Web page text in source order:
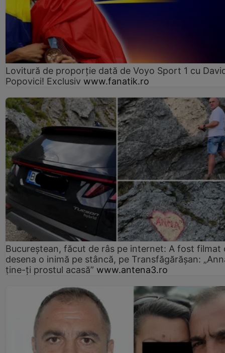
Lovitură de proporție dată de Voyo Sport 1 cu
Popovici! Exclusiv www.fanatik.ro
Bucureștean, făcut de râs pe internet: A fost filmat
desena o inimă pe stâncă, pe Transfăgărășan:
ține-ți prostul acasă” www.antena3.ro